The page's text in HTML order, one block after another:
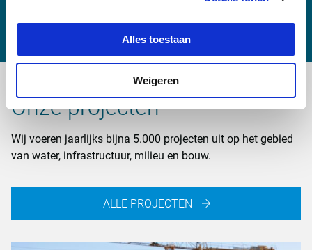
Alles toestaan
Weigeren
Onze projecten
Wij voeren jaarlijks bijna 5.000 projecten uit op het gebied
van water, infrastructuur, milieu en bouw.
ALLE PROJECTEN